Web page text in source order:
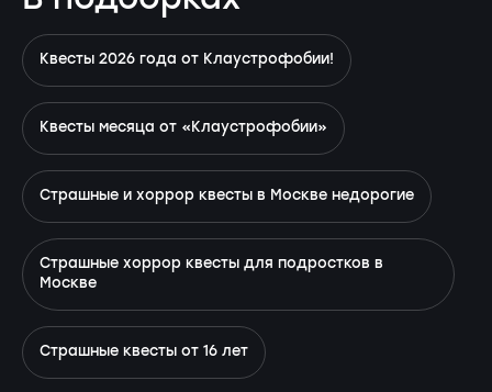
Квесты 2026 года от Клаустрофобии!
Квесты месяца от «Клаустрофобии»
Страшные и хоррор квесты в Москве недорогие
Страшные хоррор квесты для подростков в
Москве
Страшные квесты от 16 лет